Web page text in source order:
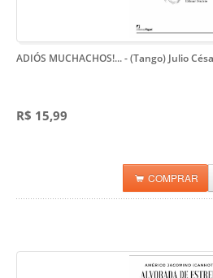
ADIÓS MUCHACHOS!... - (Tango) Julio
R$ 15,99
COMPRAR